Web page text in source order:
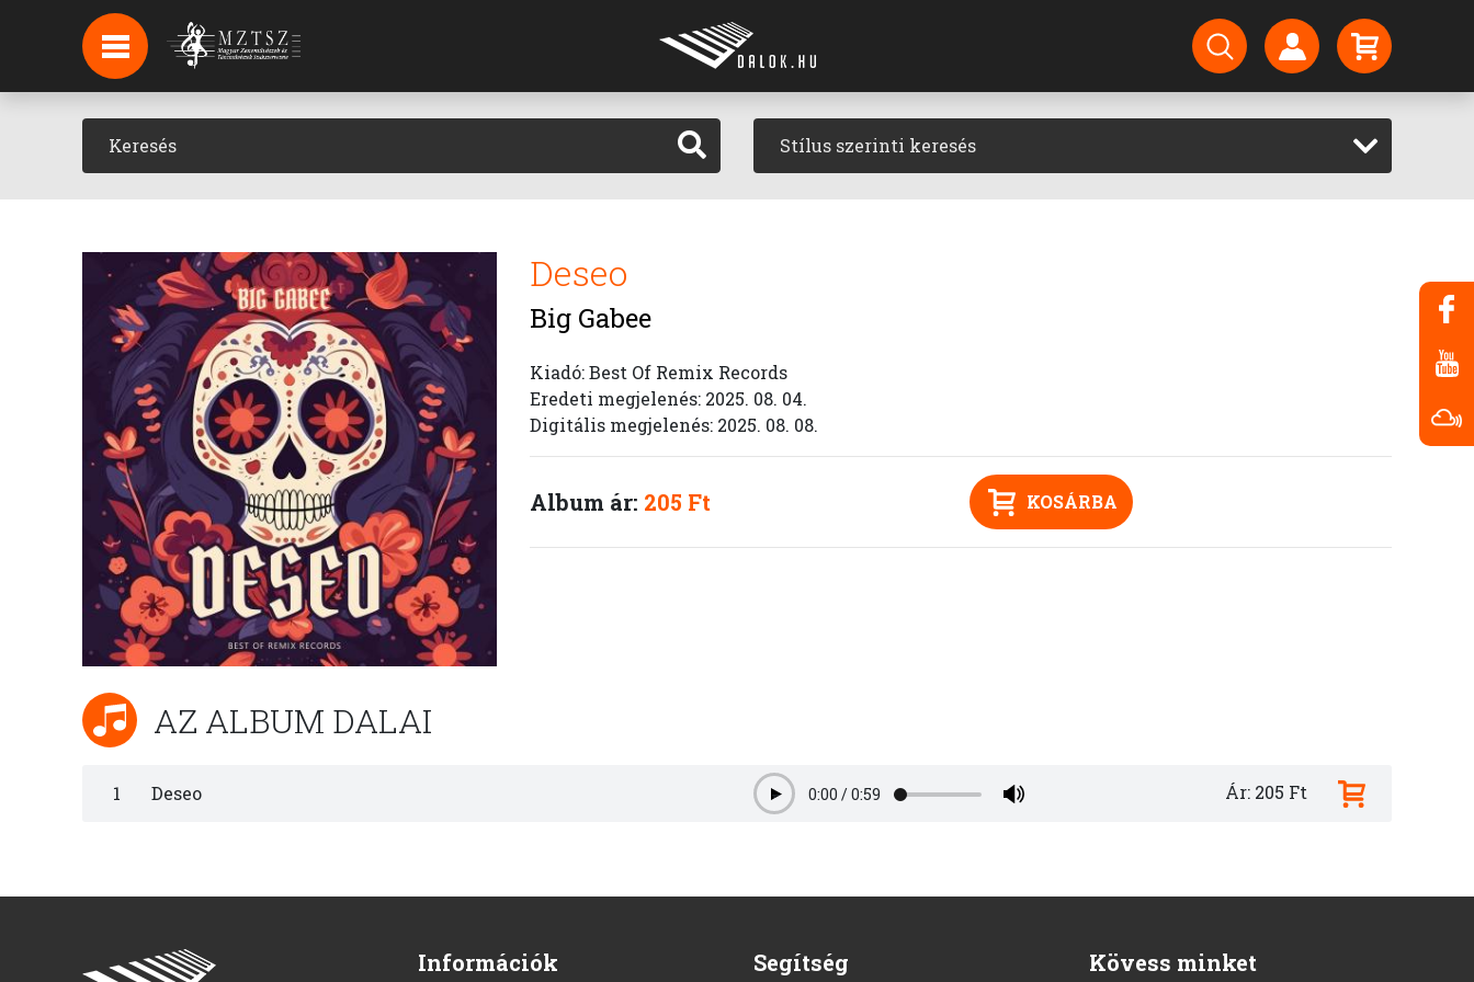
HÍREK
HÍRLEVÉL FELIRATKOZÁS
PODCAST Stílus szerinti keresés
Deseo
Big Gabee
Kiadó: Best Of Remix Records
Eredeti megjelenés: 2025. 08. 04.
Digitális megjelenés: 2025. 08. 08.
Album ár: 205 Ft KOSÁRBA
AZ ALBUM DALAI
1 Deseo Play0:00 /0:59 Ár: 205 Ft
Információk Segítség Kövess minket